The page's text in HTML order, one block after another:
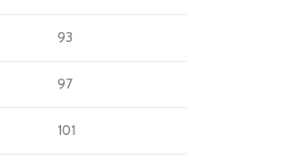
93
97
101